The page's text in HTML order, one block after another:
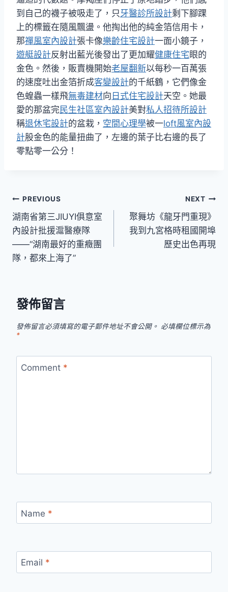
到自己的襪子被吸走了，只 牙醫診所設計剩下腳踝
上的標籤在隨風飄盪。他掏出他的純金箔信用卡，
那禪風室內設計張卡像樂齡住宅設計一面小鏡子，
遊艇設計反射出藍光後發出了更加耀健康住宅眼的
金色。然後，販賣機開始老屋翻新以每秒一百萬張
的速度吐出金箔折成客變設計的千紙鶴，它們像金
色蝗蟲一樣飛無毒建材向 日式住宅設計天空。她最
愛的那盆完民生社區室內設計美對私人招待所設計
稱退休宅設計的盆栽， 空間心理學被一loft風室內設
計股金色的能量扭曲了，左邊的葉子比右邊的長了
零點零一公分！
文
章
導
覽
PREVIOUS
湖南省第三JIUYI俱意室
內設計批援滬醫療隊
——“湖南最好的重癥團
隊，都來上海了”
NEXT
聚舞坊《龍牙門重現》
我到九宮格時租國開埠
歷史出色再現
發佈留言
發佈留言必須填寫的電子郵件地址不會公開。 必填欄位標示為
*
Comment *
Name *
Email *